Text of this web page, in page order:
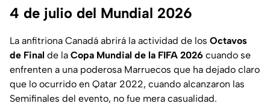
4 de julio del Mundial 2026
La anfitriona Canadá abrirá la actividad de los Octavos
de Final de la Copa Mundial de la FIFA 2026 cuando se
enfrenten a una poderosa Marruecos que ha dejado claro
que lo ocurrido en Qatar 2022, cuando alcanzaron las
Semifinales del evento, no fue mera casualidad.